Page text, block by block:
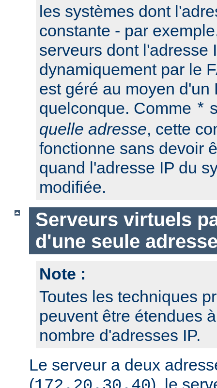
les systèmes dont
constante - par
serveurs dont l'adresse
dynamiquement par le
est géré au moyen d'un
quelconque. Comme *
quelle adresse, cette
fonctionne sans devoir
quand l'adresse IP du
modifiée.
Serveurs virtuels
d'une seule
Note :
Toutes les techniques
peuvent être étendues
nombre d'adresses IP.
Le serveur a deux
(
), le